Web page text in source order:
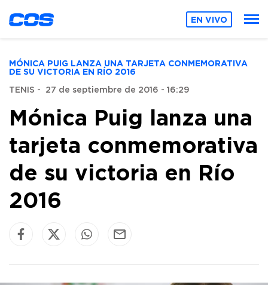
EN VIVO
MÓNICA PUIG LANZA UNA TARJETA CONMEMORATIVA
DE SU VICTORIA EN RÍO 2016
TENIS - 27 de septiembre de 2016 - 16:29
Mónica Puig lanza una
tarjeta conmemorativa
de su victoria en Río
2016